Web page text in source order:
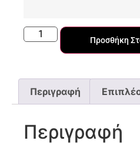
Προσθήκη
Περιγραφή
Περιγραφή